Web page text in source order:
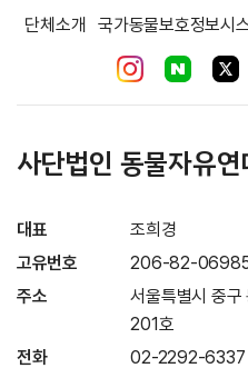
단체소개 국가동물보호정보시
사단법인 동물자유연
대표
조희경
고유번호
206-82-
주소
서울특별시 중
201호
전화
02-2292-6337